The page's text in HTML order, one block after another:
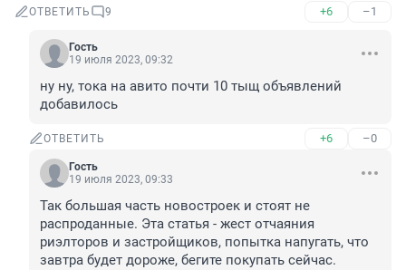
ОТВЕТИТЬ 9 +6 –1
Гость
19 июля 2023, 09:32
ну ну, тока на авито почти 10 тыщ объявлений
добавилось
ОТВЕТИТЬ +6 –0
Гость
19 июля 2023, 09:33
Так большая часть новостроек и стоят не
распроданные. Эта статья - жест отчаяния
риэлторов и застройщиков, попытка напугать, что
завтра будет дороже, бегите покупать сейчас.